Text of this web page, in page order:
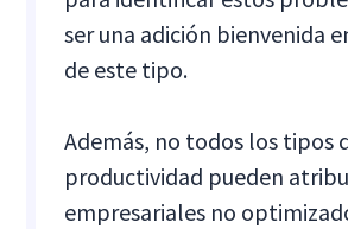
ser una adición bienvenida
de este tipo.
Además, no todos los tipos
productividad pueden
empresariales no